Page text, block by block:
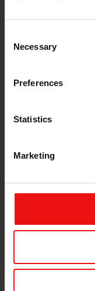
Selection
Necessary
Preferences
Statistics
Marketing